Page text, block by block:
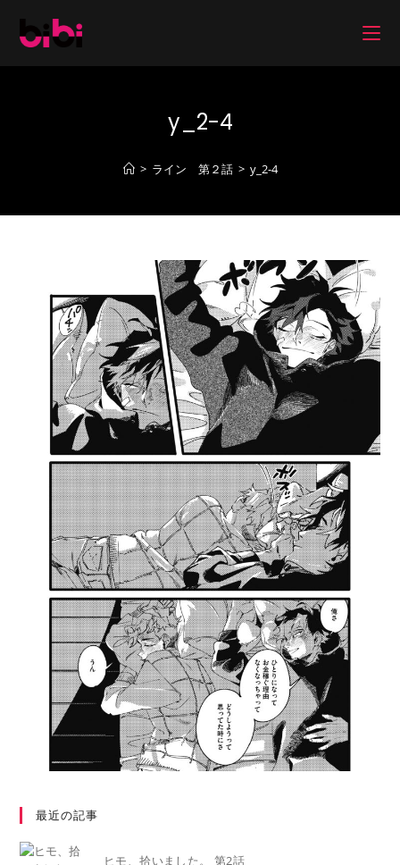
プ
y_2-4
> ライン 第２話 > y_2-4
最近の記事
ヒモ、拾いました。 第2話